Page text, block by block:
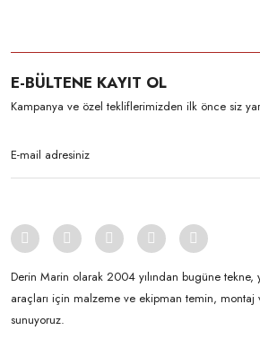
E-BÜLTENE KAYIT OL
Kampanya ve özel tekliflerimizden ilk önce siz
Derin Marin olarak 2004 yılından bugüne
araçları için malzeme ve ekipman temin, montaj
sunuyoruz.